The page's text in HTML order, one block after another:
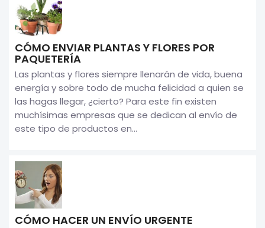
CÓMO ENVIAR PLANTAS Y FLORES POR
PAQUETERÍA
Las plantas y flores siempre llenarán de vida, buena
energía y sobre todo de mucha felicidad a quien se
las hagas llegar, ¿cierto? Para este fin existen
muchísimas empresas que se dedican al envío de
este tipo de productos en...
CÓMO HACER UN ENVÍO URGENTE